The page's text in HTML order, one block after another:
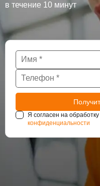
в течение 10 минут
Я согласен на обработку
конфиденциальности